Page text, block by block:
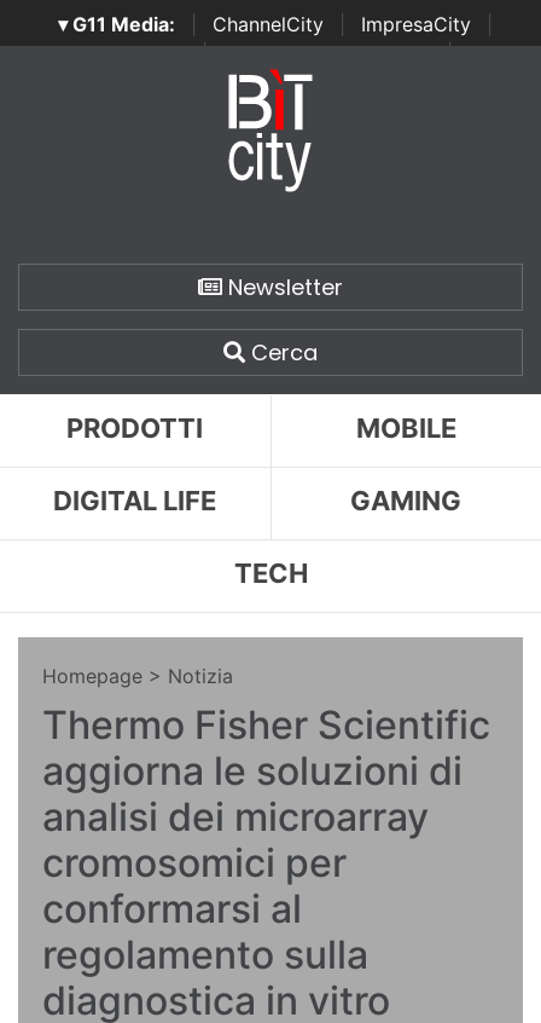
▾ G11 Media: ChannelCity ImpresaCity
SecurityOpenLab | Italian Channel Awards | Italian
Italian Security Awards
Newsletter
Cerca
PRODOTTI MOBILE
DIGITAL LIFE GAMING
TECH
Homepage > Notizia
Thermo Fisher Scientific
aggiorna le soluzioni di
analisi dei microarray
cromosomici per
conformarsi al
regolamento sulla
diagnostica in vitro